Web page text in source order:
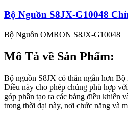
Bộ Nguồn S8JX-G10048
Bộ Nguồn OMRON S8JX-G10048
Mô Tả về Sản Phẩm:
Bộ nguồn S8JX có thân ngắn hơn
Điều này cho phép chúng phù hợp
góp phần tạo ra các bảng điều khiển
trong thời đại này, nơi chức năng và